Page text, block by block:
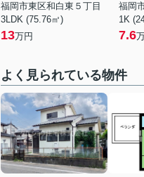
福岡市東区和白東５丁目
3LDK (75.76㎡)
13万円
福岡
1K
7.6
よく見られている物件